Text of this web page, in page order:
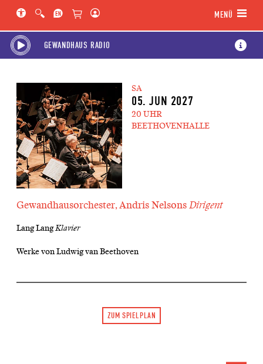
MENÜ
GEWANDHAUS RADIO
SA
05. JUN 2027
20 UHR
BEETHOVENHALLE
Gewandhausorchester, Andris NelsonsDirigent
Lang LangKlavier
Werke von Ludwig van Beethoven
ZUM SPIELPLAN